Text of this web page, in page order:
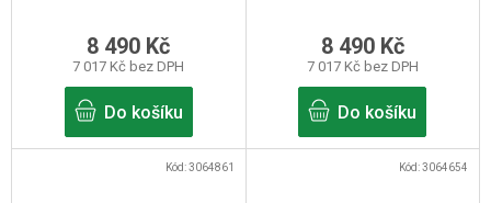
7 017 Kč bez DPH
8 490 Kč
Do košíku
7 017 Kč bez DPH
8 490 Kč
Do košíku
Kód:3064861 Kód:3064654